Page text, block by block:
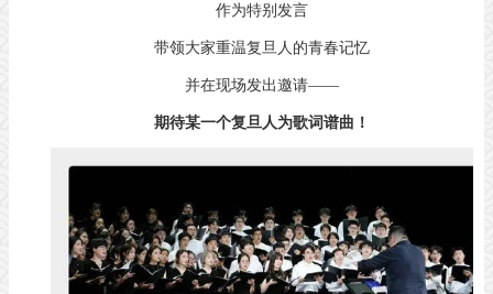
作为特别发言
带领大家重温复旦人的青春记忆
并在现场发出邀请——
期待某一个复旦人为歌词谱曲！